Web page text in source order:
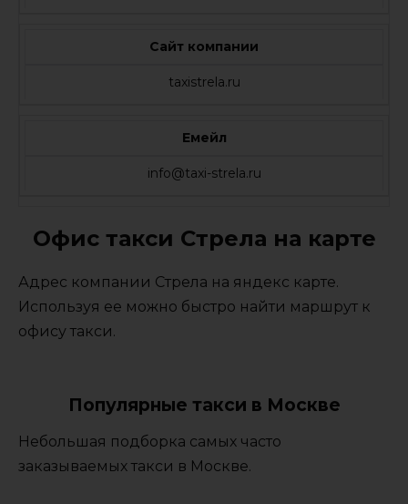
Сайт компании
taxistrela.ru
Емейл
info@taxi-strela.ru
Офис такси Стрела на карте
Адрес компании Стрела на яндекс карте.
Используя ее можно быстро найти маршрут к
офису такси.
Популярные такси в Москве
Небольшая подборка самых часто
заказываемых такси в Москве.